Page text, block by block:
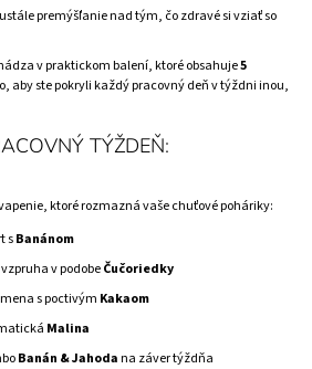
premýšľanie nad tým, čo zdravé si vziať so
v praktickom balení, ktoré obsahuje5
aby ste pokryli každý pracovný deň v týždni inou,
TÝŽDEŇ:
ktoré rozmazná vaše chuťové poháriky:
sBanánom
v podobeČučoriedky
s poctivým Kakaom
Malina
Banán & Jahodana záver týždňa